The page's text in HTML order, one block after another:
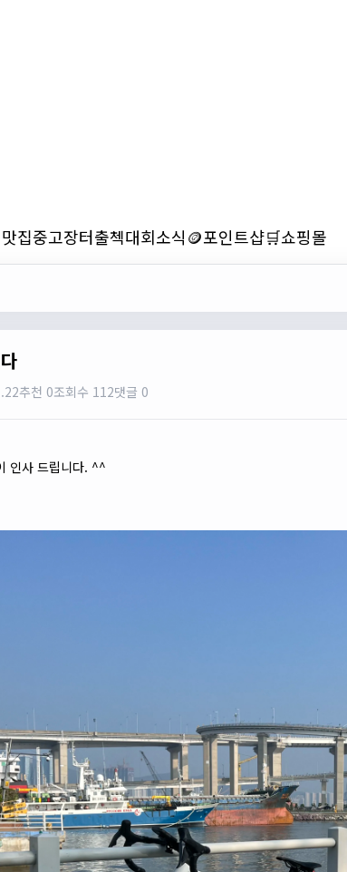
집중고장터출첵대회소식🪙포인트샵🛒쇼핑몰
추천 0조회수 112댓글 0
인사 드립니다. ^^